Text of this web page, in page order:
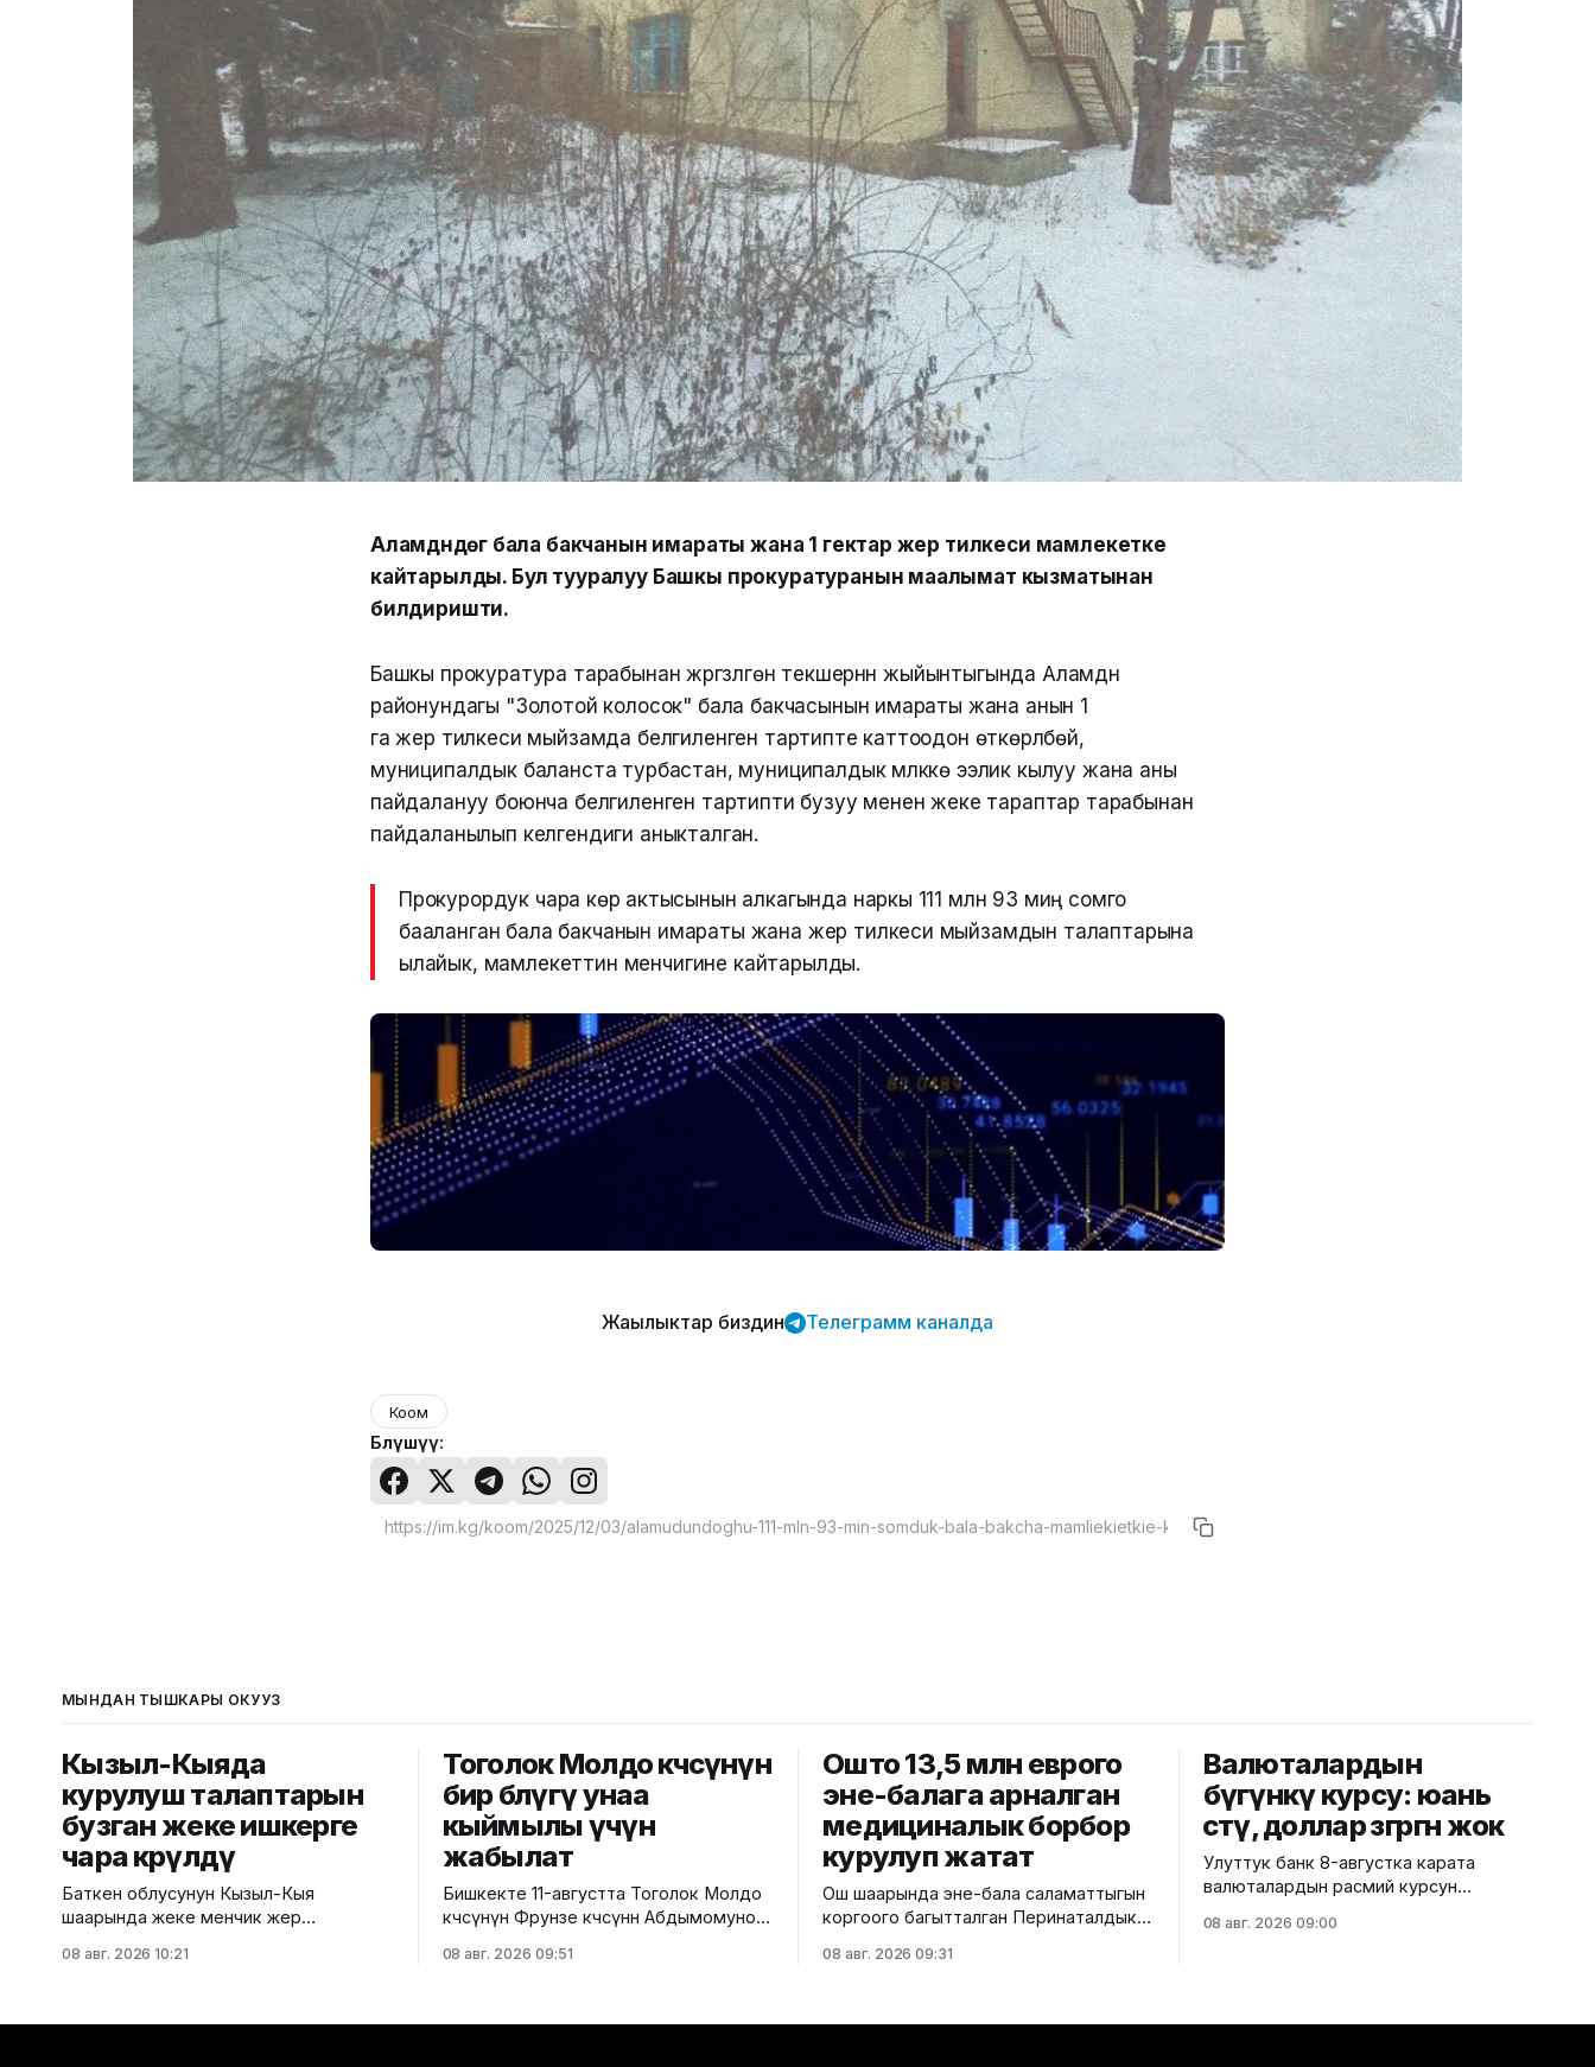
Аламүдүндөгү бала бакчанын имараты жана 1 гектар жер тилкеси мамлекетке
кайтарылды. Бул тууралуу Башкы прокуратуранын маалымат кызматынан
билдиришти.
Башкы прокуратура тарабынан жүргүзүлгөн текшерүүнүн жыйынтыгында Аламүдүн
районундагы "Золотой колосок" бала бакчасынын имараты жана анын 1
га жер тилкеси мыйзамда белгиленген тартипте каттоодон өткөрүлбөй,
муниципалдык баланста турбастан, муниципалдык мүлккө ээлик кылуу жана аны
пайдалануу боюнча белгиленген тартипти бузуу менен жеке тараптар тарабынан
пайдаланылып келгендиги аныкталган.
Прокурордук чара көрүү актысынын алкагында наркы 111 млн 93 миң сомго
бааланган бала бакчанын имараты жана жер тилкеси мыйзамдын талаптарына
ылайык, мамлекеттин менчигине кайтарылды.
Жаңылыктар биздин Телеграмм каналда
Коом
Бөлүшүү:
МЫНДАН ТЫШКАРЫ ОКУҢУЗ
Кызыл-Кыяда
курулуш талаптарын
бузган жеке ишкерге
чара көрүлдү
Баткен облусунун Кызыл-Кыя
шаарында жеке менчик жер
кабаттуу соода борборунун
08 авг. 2026 10:21
Тоголок Молдо көчөсүнүн
бир бөлүгү унаа
кыймылы үчүн
жабылат
Бишкекте 11-августта Тоголок Молдо
көчөсүнүн Фрунзе көчөсүнөн Абдымомунов
үчүн убактылуу жабылат. Калаа
08 авг. 2026 09:51
Ошто 13,5 млн еврого
эне-балага арналган
медициналык борбор
курулуп жатат
Ош шаарында эне-бала саламаттыгын
коргоого багытталган Перинаталдык
тууралуу Саламаттык сактоо
08 авг. 2026 09:31
Валюталардын
бүгүнкү курсу: юань
өстү, доллар өзгөргөн жок
Улуттук банк 8-августка карата
валюталардын расмий курсун
курсу өзгөрүүсүз, тагыраагы 87,4500
рублдин курсу 1,0652 сом деп
08 авг. 2026 09:00